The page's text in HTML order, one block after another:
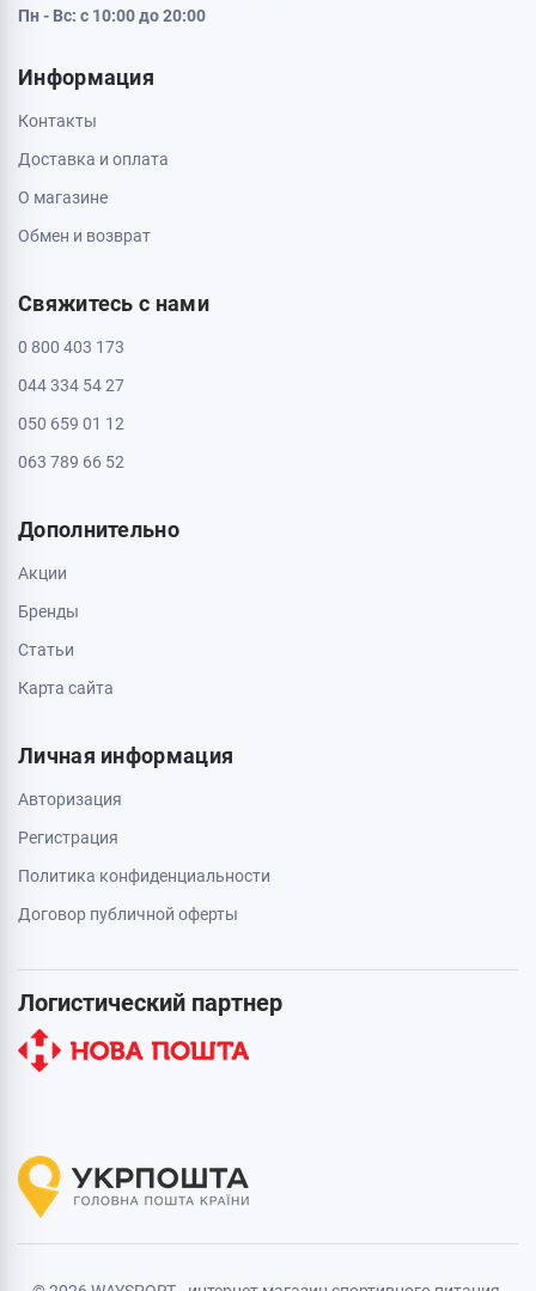
Пн - Вс: с 10:00 до 20:00
Информация
Контакты
Доставка и оплата
О магазине
Обмен и возврат
Свяжитесь с нами
0 800 403 173
044 334 54 27
050 659 01 12
063 789 66 52
Дополнительно
Акции
Бренды
Статьи
Карта сайта
Личная информация
Авторизация
Регистрация
Политика конфиденциальности
Договор публичной оферты
Логистический партнер